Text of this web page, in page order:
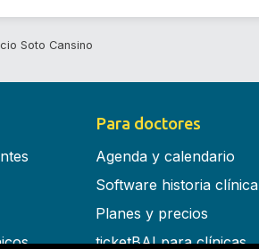
Soto Cansino
Para doctores
Agenda y calendario
Software historia clínica
Planes y precios
ticketBAI para clínicas